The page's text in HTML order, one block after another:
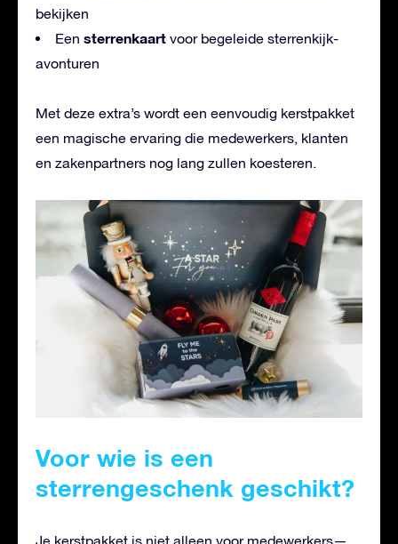
bekijken
Een sterrenkaart voor begeleide sterrenkijk-
avonturen
Met deze extra’s wordt een eenvoudig kerstpakket
een magische ervaring die medewerkers, klanten
en zakenpartners nog lang zullen koesteren.
Voor wie is een
sterrengeschenk geschikt?